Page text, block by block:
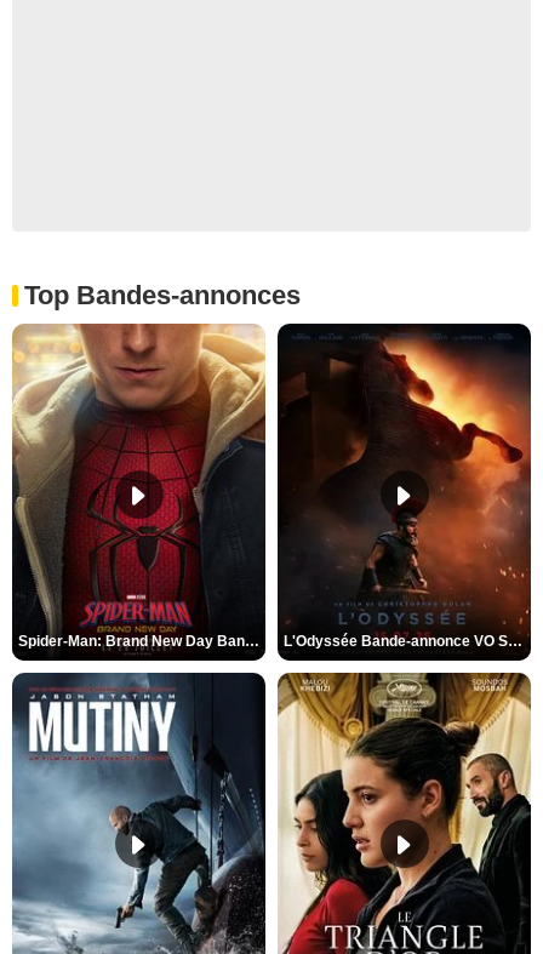
Top Bandes-annonces
Spider-Man: Brand New Day Bande-annonce VO STFR L'Odyssée Bande-annonce VO STFR